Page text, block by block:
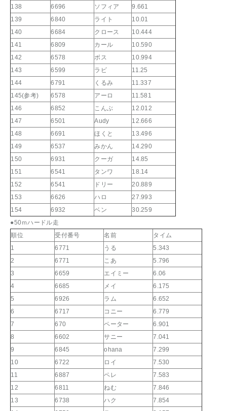
138
6696 ソフィア
9.661
139
6840 ライト
10.01
140
6684 クロース
10.444
141
6809 カール
10.590
142
6578 ボス
10.994
143
6599 ラビ
11.25
144
6791 くるみ
11.337
145(参考)
6578 アーロ
11.581
146
6852 こんぶ
12.012
147
6501 Audy
12.666
148
6691 ほくと
13.496
149
6537 みかん
14.290
150
6931 クーガ
14.85
151
6541 タンワ
18.14
152
6541 ドリー
20.889
153
6626 ハロ
27.993
154
6932 ベン
30.259
●50ｍハードル走
順位
受付番号 名前
タイム
1
6771 うる
5.343
2
6771 こあ
5.796
3
6659 エイミー
6.06
4
6685 メイ
6.175
5
6926 ラム
6.652
6
6717 コニー
6.779
7
670 ペーター
6.901
8
6602 サニー
7.041
9
6845 ohana
7.299
10
6722 ロイ
7.530
11
6887 ペレ
7.583
12
6811 ねむ
7.846
13
6738 ハク
7.854